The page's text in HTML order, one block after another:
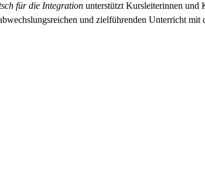
für die Integration unterstützt Kursleiterinnen und
und zielführenden Unterricht mit